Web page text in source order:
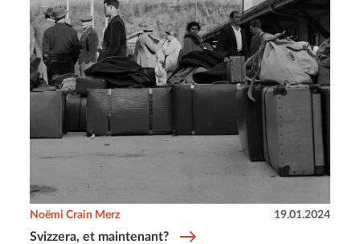
Svizzera, et maintenant?
Noëmi Crain Merz 19.01.2024